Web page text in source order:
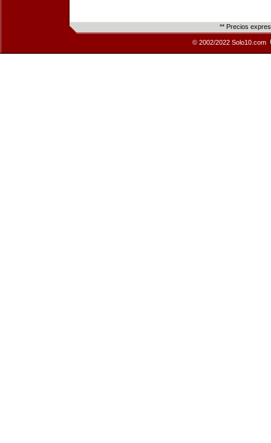
** Precios
© 2002/2022 Solo10.com